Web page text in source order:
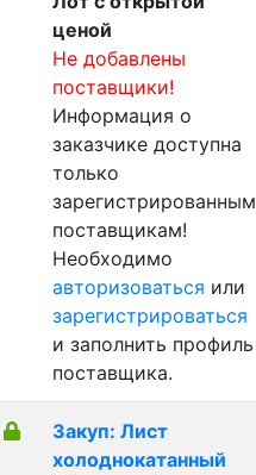
ценой
Не добавлены
поставщики!
Информация о
заказчике доступна
только
зарегистрированным
поставщикам!
Необходимо
авторизоваться или
зарегистрироваться
и заполнить профиль
поставщика.
Закуп: Лист
холоднокатанный